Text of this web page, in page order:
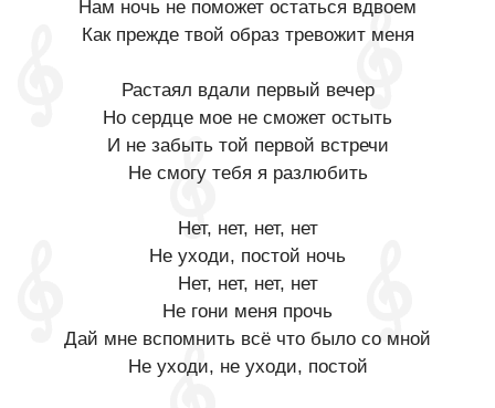
Нам ночь не поможет остаться вдвоем
Как прежде твой образ тревожит меня
Растаял вдали первый вечер
Но сердце мое не сможет остыть
И не забыть той первой встречи
Не смогу тебя я разлюбить
Нет, нет, нет, нет
Не уходи, постой ночь
Нет, нет, нет, нет
Не гони меня прочь
Дай мне вспомнить всё что было со мной
Не уходи, не уходи, постой